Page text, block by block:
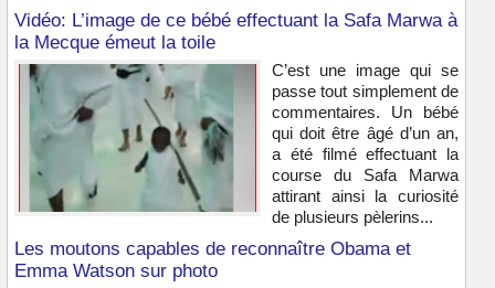
Vidéo: L’image de ce bébé effectuant la Safa Marwa à
la Mecque émeut la toile
C’est une image qui se
passe tout simplement de
commentaires. Un bébé
qui doit être âgé d’un an,
a été filmé effectuant la
course du Safa Marwa
attirant ainsi la curiosité
de plusieurs pèlerins...
Les moutons capables de reconnaître Obama et
Emma Watson sur photo